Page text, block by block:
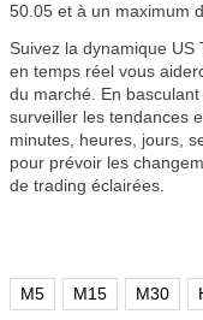
50.05 et à un maximum
Suivez la dynamique US
en temps réel vous
du marché. En
surveiller les tendances
minutes, heures, jours,
pour prévoir les
de trading éclairées.
M5 M15 M30